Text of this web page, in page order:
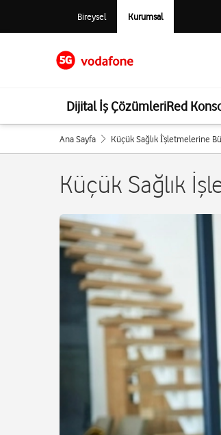
Bireysel Kurumsal
Dijital İş ÇözümleriRed
Ana Sayfa Küçük Sağlık İ̇şletmelerine
Küçük Sağlık